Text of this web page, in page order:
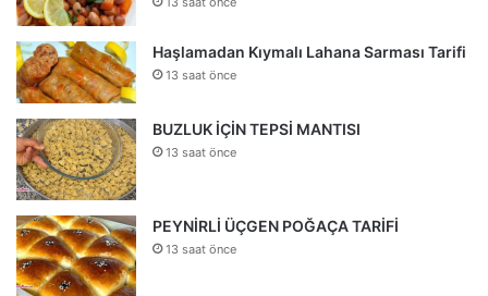
Haşlamadan Kıymalı Lahana Sarması Tarifi
13 saat önce
BUZLUK İÇİN TEPSİ MANTISI
13 saat önce
PEYNİRLİ ÜÇGEN POĞAÇA TARİFİ
13 saat önce